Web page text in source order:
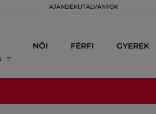
AJÁNDÉKUTALVÁNYOK
NŐI FÉRFI GYEREK